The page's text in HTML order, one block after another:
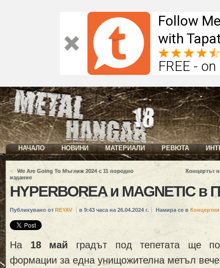
Follow
with
FREE -
НАЧАЛО НОВИНИ МАТЕРИАЛИ РЕВЮТА
«
We Are Going To Мъглиж 2024 с 11 поредно
издание
Концертът
HYPERBOREA и MAGNETIC в
Публикувано от REYAV в 9:43 часа на 26.04.2024 г. Намира се в Концертни
На 18 май градът под тепетата ще
формации за една унищожителна метъл